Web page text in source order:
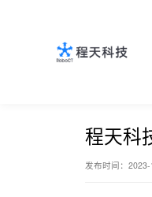
程天科
发布时间：